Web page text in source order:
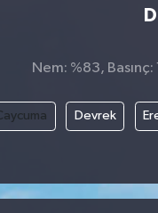
Nem: %83,
Devrek